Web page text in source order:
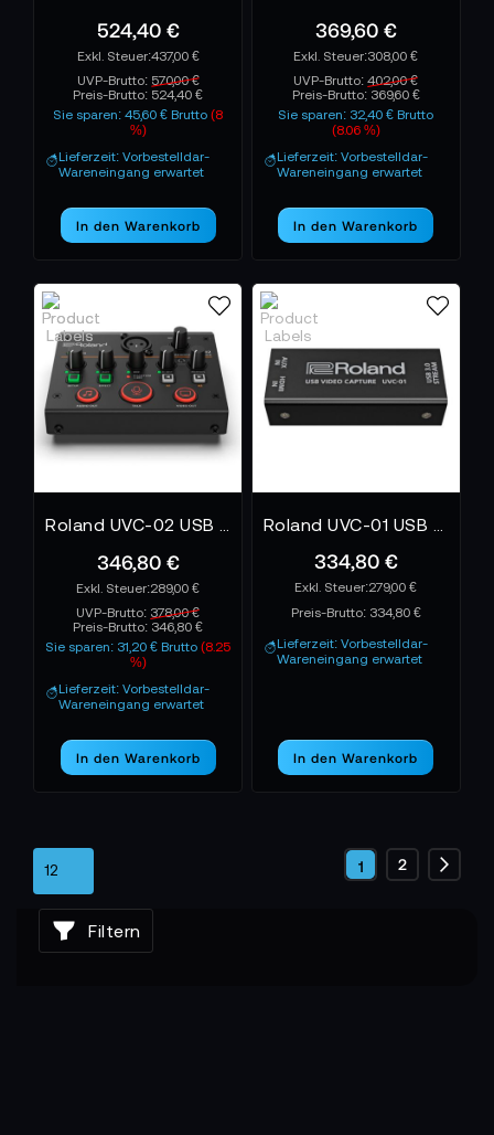
524,40 €
437,00 €
UVP-Brutto: 570,00 €
Preis-Brutto: 524,40 €
Sie sparen: 45,60 € Brutto(8
%)
Lieferzeit: Vorbestelldar-
Wareneingang erwartet
In den Warenkorb
369,60 €
308,00 €
UVP-Brutto:402,00 €
Preis-Brutto: 369,60 €
Sie sparen: 32,40 € Brutto
(8.06 %)
Lieferzeit: Vorbestelldar-
Wareneingang erwartet
In den Warenkorb
346,80 €
289,00 €
UVP-Brutto: 378,00 €
Preis-Brutto: 346,80 €
Sie sparen: 31,20 € Brutto(8.25
%)
Lieferzeit: Vorbestelldar-
Wareneingang erwartet
In den Warenkorb
334,80 €
279,00 €
Preis-Brutto: 334,80 €
Lieferzeit: Vorbestelldar-
Wareneingang erwartet
In den Warenkorb
Seite
Sie
1 Seite
2
Filtern